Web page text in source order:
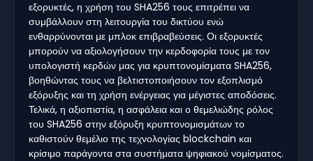
εξορυκτές, η χρήση του SHA256 τους επιτρέπει να
συμβάλλουν στη λειτουργία του δικτύου ενώ
ενθαρρύνονται με μπλοκ επιβραβεύσεις. Οι εξορυκτές
μπορούν να αξιολογήσουν την κερδοφορία τους με τον
υπολογιστή κερδών μας για κρυπτονομίσματα SHA256,
βοηθώντας τους να βελτιστοποιήσουν τον εξοπλισμό
εξόρυξης και τη χρήση ενέργειας για μέγιστες αποδόσεις.
Τελικά, η αξιοπιστία, η ασφάλεια και ο θεμελιώδης ρόλος
του SHA256 στην εξόρυξη κρυπτονομισμάτων το
καθιστούν θεμέλιο της τεχνολογίας blockchain και
κρίσιμο παράγοντα στα συστήματα ψηφιακού νομίσματος.